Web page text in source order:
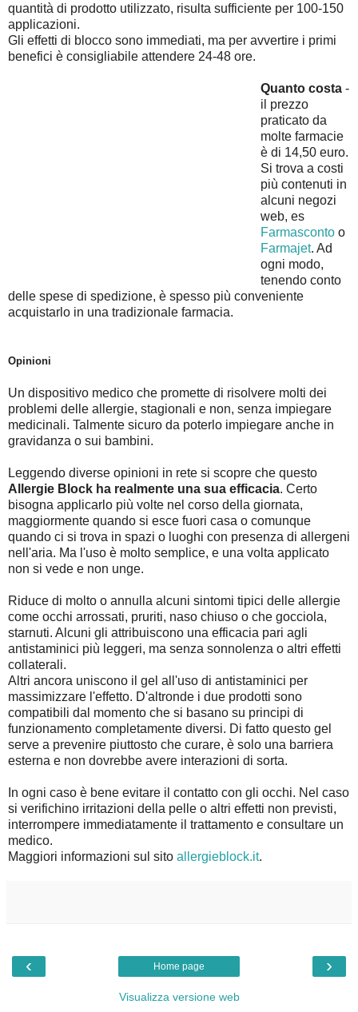
quantità di prodotto utilizzato, risulta sufficiente per 100-150
applicazioni.
Gli effetti di blocco sono immediati, ma per avvertire i primi
benefici è consigliabile attendere 24-48 ore.
Quanto costa-
il prezzo
praticato da
molte farmacie
è di 14,50 euro.
Si trova a costi
più contenuti in
alcuni negozi
web, es
Farmascontoo
Farmajet. Ad
ogni modo,
tenendo conto
delle spese di spedizione, è spesso più conveniente
acquistarlo in una tradizionale farmacia.
Opinioni
Un dispositivo medico che promette di risolvere molti dei
problemi delle allergie, stagionali e non, senza impiegare
medicinali. Talmente sicuro da poterlo impiegare anche in
gravidanza o sui bambini.
Leggendo diverse opinioni in rete si scopre che questo
Allergie Block ha realmente una sua efficacia. Certo
bisogna applicarlo più volte nel corso della giornata,
maggiormente quando si esce fuori casa o comunque
quando ci si trova in spazi o luoghi con presenza di allergeni
nell'aria. Ma l'uso è molto semplice, e una volta applicato
non si vede e non unge.
Riduce di molto o annulla alcuni sintomi tipici delle allergie
come occhi arrossati, pruriti, naso chiuso o che gocciola,
starnuti. Alcuni gli attribuiscono una efficacia pari agli
antistaminici più leggeri, ma senza sonnolenza o altri effetti
collaterali.
Altri ancora uniscono il gel all'uso di antistaminici per
massimizzare l'effetto. D'altronde i due prodotti sono
compatibili dal momento che si basano su principi di
funzionamento completamente diversi. Di fatto questo gel
serve a prevenire piuttosto che curare, è solo una barriera
esterna e non dovrebbe avere interazioni di sorta.
In ogni caso è bene evitare il contatto con gli occhi. Nel caso
si verifichino irritazioni della pelle o altri effetti non previsti,
interrompere immediatamente il trattamento e consultare un
medico.
Maggiori informazioni sul sito allergieblock.it.
‹ ›
Home page
Visualizza versione web